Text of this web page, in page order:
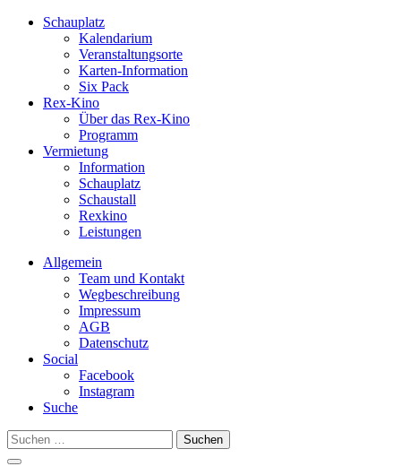
Schauplatz
Kalendarium
Veranstaltungsorte
Karten-Information
Six Pack
Rex-Kino
Über das Rex-Kino
Programm
Vermietung
Information
Schauplatz
Schaustall
Rexkino
Leistungen
Allgemein
Team und Kontakt
Wegbeschreibung
Impressum
AGB
Datenschutz
Social
Facebook
Instagram
Suche
Suchen
nach: